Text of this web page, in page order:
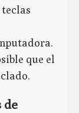
que el
de